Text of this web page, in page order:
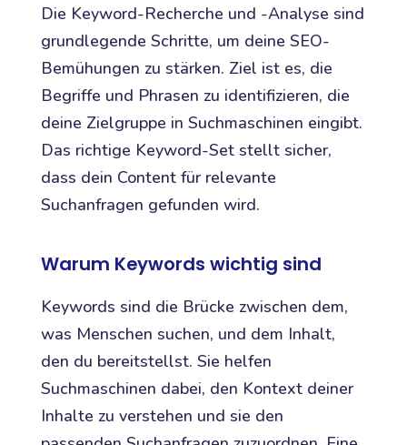
Die Keyword-Recherche und -Analyse sind
grundlegende Schritte, um deine SEO-
Bemühungen zu stärken. Ziel ist es, die
Begriffe und Phrasen zu identifizieren, die
deine Zielgruppe in Suchmaschinen eingibt.
Das richtige Keyword-Set stellt sicher,
dass dein Content für relevante
Suchanfragen gefunden wird.
Warum Keywords wichtig sind
Keywords sind die Brücke zwischen dem,
was Menschen suchen, und dem Inhalt,
den du bereitstellst. Sie helfen
Suchmaschinen dabei, den Kontext deiner
Inhalte zu verstehen und sie den